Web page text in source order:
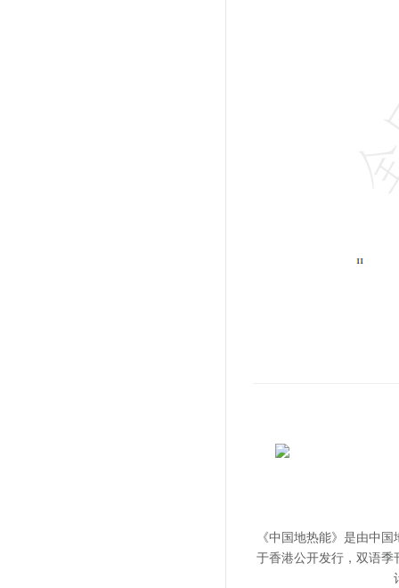
《中国地热能》是由中
于香港公开发行，双语季